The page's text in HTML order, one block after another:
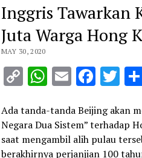
Inggris Tawarkan
Juta Warga Hong
MAY 30, 2020
CopyWhatsApp
Email
Ada tanda-tanda Beijing akan
Negara Dua Sistem” terhadap
saat mengambil alih pulau
berakhirnya perjanjian 100